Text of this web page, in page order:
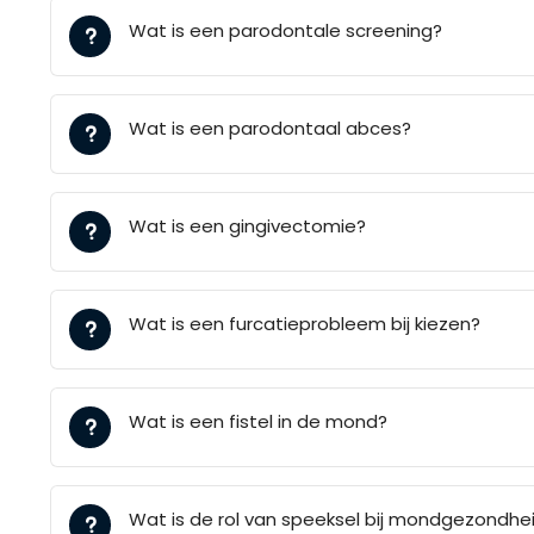
Wat is een parodontale screening?
Wat is een parodontaal abces?
Wat is een gingivectomie?
Wat is een furcatieprobleem bij kiezen?
Wat is een fistel in de mond?
Wat is de rol van speeksel bij